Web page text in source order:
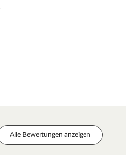
Alle Bewertungen anzeigen